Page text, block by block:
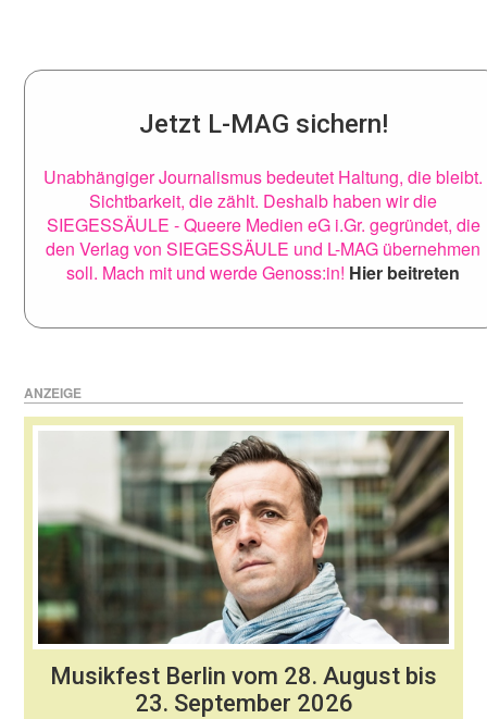
Jetzt L-MAG sichern!
Unabhängiger Journalismus bedeutet Haltung, die bleibt.
Sichtbarkeit, die zählt. Deshalb haben wir die
SIEGESSÄULE - Queere Medien eG i.Gr. gegründet, die
den Verlag von SIEGESSÄULE und L-MAG übernehmen
soll. Mach mit und werde Genoss:in! Hier beitreten
ANZEIGE
Musikfest Berlin vom 28. August bis
23. September 2026